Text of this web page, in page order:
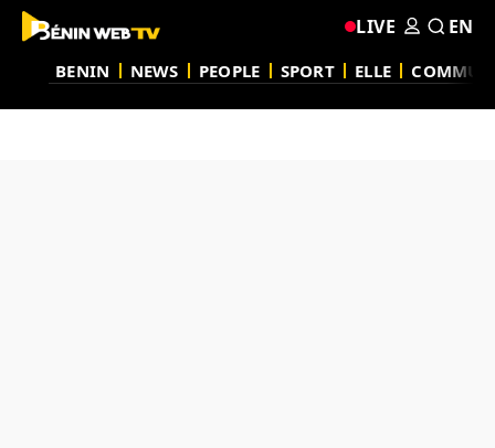
BENIN NEWS PEOPLE SPORT ELLE
LIVE EN